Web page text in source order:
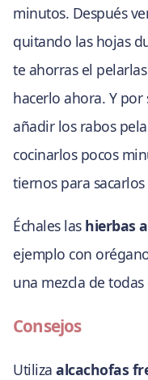
minutos. Después
quitando las hojas
te ahorras el
hacerlo ahora. Y
añadir los rabos
cocinarlos pocos
tiernos para
Échales las hierbas
ejemplo con
una mezcla de
Consejos
Utilizaalcachofas